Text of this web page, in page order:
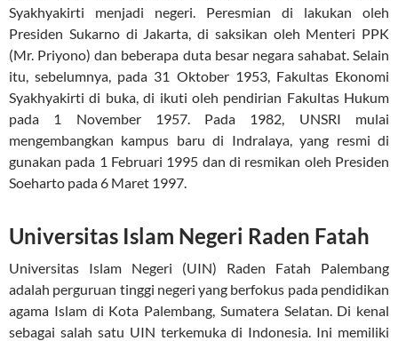
Syakhyakirti menjadi negeri. Peresmian di lakukan oleh
Presiden Sukarno di Jakarta, di saksikan oleh Menteri PPK
(Mr. Priyono) dan beberapa duta besar negara sahabat. Selain
itu, sebelumnya, pada 31 Oktober 1953, Fakultas Ekonomi
Syakhyakirti di buka, di ikuti oleh pendirian Fakultas Hukum
pada 1 November 1957. Pada 1982, UNSRI mulai
mengembangkan kampus baru di Indralaya, yang resmi di
gunakan pada 1 Februari 1995 dan di resmikan oleh Presiden
Soeharto pada 6 Maret 1997.
Universitas Islam Negeri Raden Fatah
Universitas Islam Negeri (UIN) Raden Fatah Palembang
adalah perguruan tinggi negeri yang berfokus pada pendidikan
agama Islam di Kota Palembang, Sumatera Selatan. Di kenal
sebagai salah satu UIN terkemuka di Indonesia. Ini memiliki